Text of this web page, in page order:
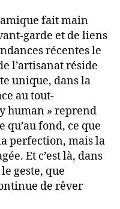
fait main
garde et de liens
récentes le
l’artisanat réside
unique, dans la
au tout-
human » reprend
qu’au fond, ce que
perfection, mais la
Et c’est là, dans
geste, que
de rêver